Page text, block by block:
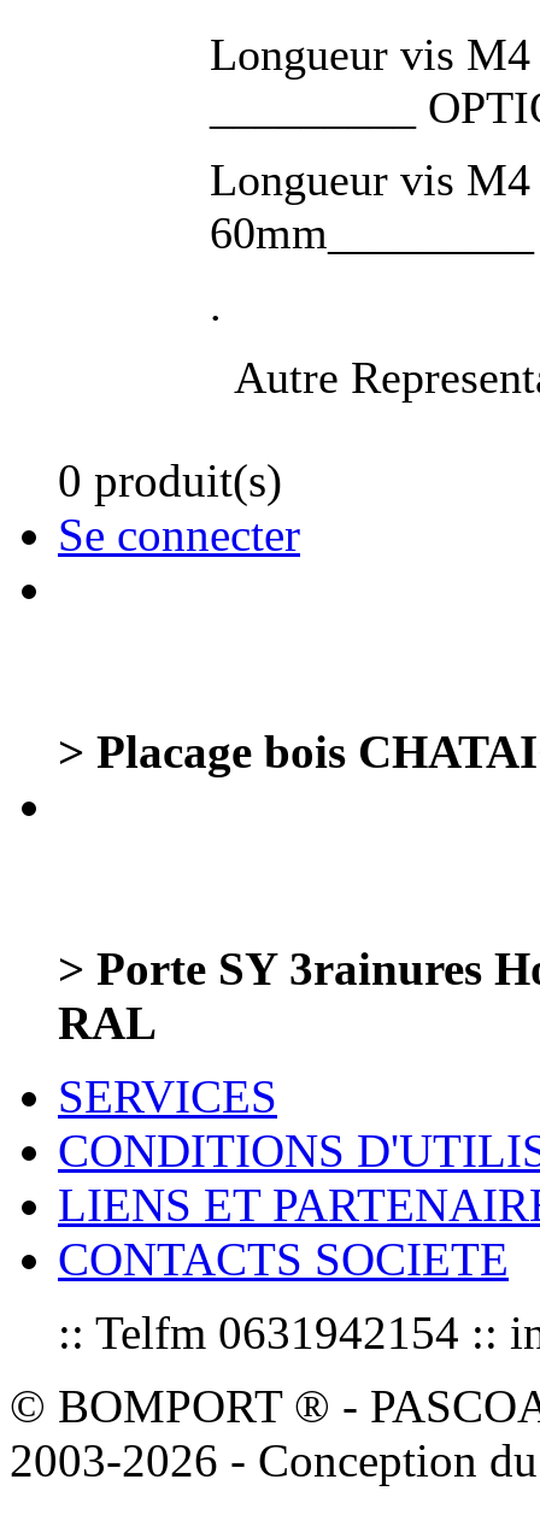
Longueur vis M4
_________
Longueur vis M4
.
Autre
0 produit(s)
Se connecter
> Placage bois
> Porte SY 3rainures
RAL
SERVICES
CONDITIONS
LIENS ET
CONTACTS SOCIETE
:: Telfm 0631942154 ::
© BOMPORT ® -
2003-2026 - Conception